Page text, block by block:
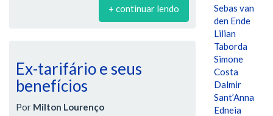
+ continuar lendo
Ex-tarifário e seus
benefícios
Por Milton Lourenço
Sebas van
den Ende
Lilian
Taborda
Simone
Costa
Dalmir
Sant’Anna
Edneia